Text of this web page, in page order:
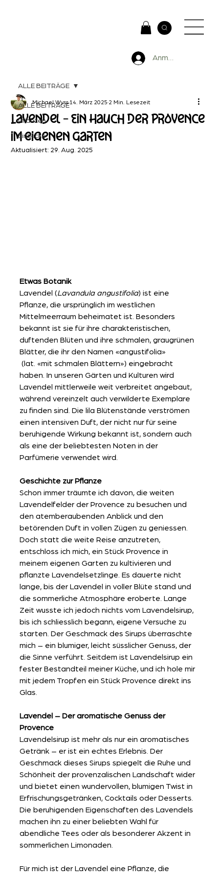
Anmelden
ALLE BEITRÄGE
Pflanzen
Einblicke
ALLE BEITRÄGE
Lavendel – Ein Hauch der Provence
im eigenen Garten
Michael Wyss 14. März 2025 2 Min. Lesezeit
Aktualisiert: 29. Aug. 2025
Etwas Botanik
Lavendel (Lavandula angustifolia) ist eine
Pflanze, die ursprünglich im westlichen
Mittelmeerraum beheimatet ist. Besonders
bekannt ist sie für ihre charakteristischen,
duftenden Blüten und ihre schmalen, graugrünen
Blätter, die ihr den Namen «angustifolia»
(lat. «mit schmalen Blättern») eingebracht
haben. In unseren Gärten und Kulturen wird
Lavendel mittlerweile weit verbreitet angebaut,
während vereinzelt auch verwilderte Exemplare
zu finden sind. Die lila Blütenstände verströmen
einen intensiven Duft, der nicht nur für seine
beruhigende Wirkung bekannt ist, sondern auch
als eine der beliebtesten Noten in der
Parfümerie verwendet wird.
Geschichte zur Pflanze
Schon immer träumte ich davon, die weiten
Lavendelfelder der Provence zu besuchen und
den atemberaubenden Anblick und den
betörenden Duft in vollen Zügen zu geniessen.
Doch statt die weite Reise anzutreten,
entschloss ich mich, ein Stück Provence in
meinem eigenen Garten zu kultivieren und
pflanzte Lavendelsetzlinge. Es dauerte nicht
lange, bis der Lavendel in voller Blüte stand und
die sommerliche Atmosphäre eroberte. Lange
Zeit wusste ich jedoch nichts vom Lavendelsirup,
bis ich schliesslich begann, eigene Versuche zu
starten. Der Geschmack des Sirups überraschte
mich – ein blumiger, leicht süsslicher Genuss, der
die Sinne verführt. Seitdem ist Lavendelsirup ein
fester Bestandteil meiner Küche, und ich hole mir
mit jedem Tropfen ein Stück Provence direkt ins
Glas.
Lavendel – Der aromatische Genuss der
Provence
Lavendelsirup ist mehr als nur ein aromatisches
Getränk – er ist ein echtes Erlebnis. Der
Geschmack dieses Sirups spiegelt die Ruhe und
Schönheit der provenzalischen Landschaft wider
und bietet einen wundervollen, blumigen Twist in
Erfrischungsgetränken, Cocktails oder Desserts.
Die beruhigenden Eigenschaften des Lavendels
machen ihn zu einer beliebten Wahl für
abendliche Tees oder als besonderer Akzent in
sommerlichen Limonaden.
Für mich ist der Lavendel eine Pflanze, die